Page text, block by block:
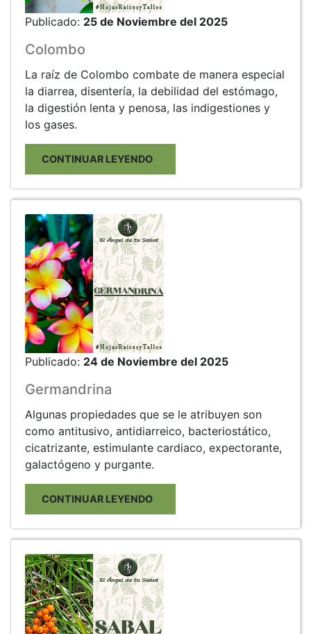
Publicado: 25 de Noviembre del 2025
Colombo
La raíz de Colombo combate de manera especial
la diarrea, disentería, la debilidad del estómago,
la digestión lenta y penosa, las indigestiones y
los gases.
CONTINUAR LEYENDO
Publicado: 24 de Noviembre del 2025
Germandrina
Algunas propiedades que se le atribuyen son
como antitusivo, antidiarreico, bacteriostático,
cicatrizante, estimulante cardiaco, expectorante,
galactógeno y purgante.
CONTINUAR LEYENDO